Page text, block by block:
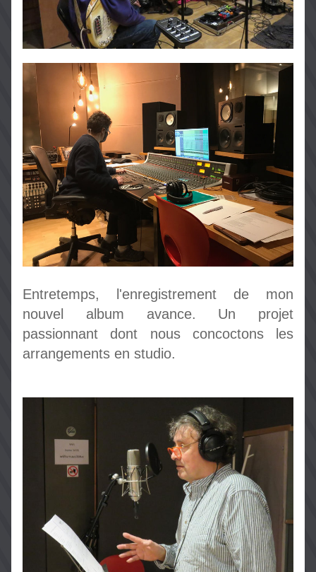
Entretemps, l'enregistrement de mon
nouvel album avance. Un projet
passionnant dont nous concoctons les
arrangements en studio.